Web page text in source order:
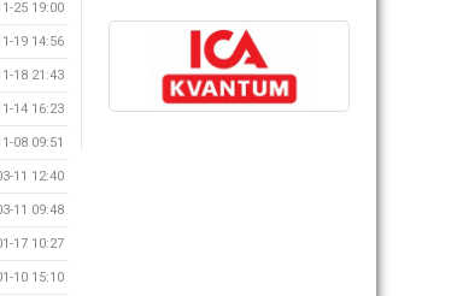
25 19:00
19 14:56
18 21:43
14 16:23
08 09:51
11 12:40
11 09:48
17 10:27
10 15:10